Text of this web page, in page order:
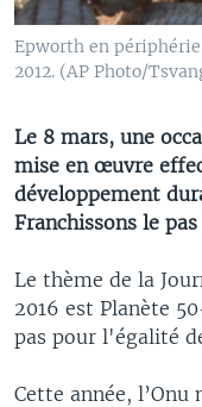
Epworth en
2012. (AP Photo/
Le 8 mars, une
mise en œuvre
développement
Franchissons le pas
Le thème de la
2016 est Planète
pas pour l'égalité
Cette année, l’Onu